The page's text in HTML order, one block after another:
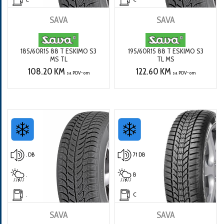
SAVA
185/60R15 88 T ESKIMO S3
MS TL
108.20 KM sa PDV-om
SAVA
195/60R15 88 T ESKIMO S3
TL MS
122.60 KM sa PDV-om
. DB
SAVA
71 DB
B
C
SAVA